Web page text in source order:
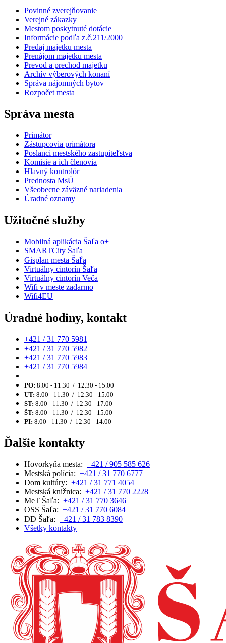
Povinné zverejňovanie
Verejné zákazky
Mestom poskytnuté dotácie
Informácie podľa z.č.211/2000
Predaj majetku mesta
Prenájom majetku mesta
Prevod a prechod majetku
Archív výberových konaní
Správa nájomných bytov
Rozpočet mesta
Správa mesta
Primátor
Zástupcovia primátora
Poslanci mestského zastupiteľstva
Komisie a ich členovia
Hlavný kontrolór
Prednosta MsÚ
Všeobecne záväzné nariadenia
Úradné oznamy
Užitočné služby
Mobilná aplikácia Šaľa o+
SMARTCity Šaľa
Gisplan mesta Šaľa
Virtuálny cintorín Šaľa
Virtuálny cintorín Veča
Wifi v meste zadarmo
Wifi4EU
Úradné hodiny, kontakt
+421 / 31 770 5981
+421 / 31 770 5982
+421 / 31 770 5983
+421 / 31 770 5984
PO: 8.00 - 11.30 / 12.30 - 15.00
UT: 8.00 - 11.30 / 12.30 - 15.00
ST: 8.00 - 11.30 / 12.30 - 17.00
ŠT: 8.00 - 11.30 / 12.30 - 15.00
PI: 8.00 - 11.30 / 12.30 - 14.00
Ďalšie kontakty
Hovorkyňa mesta: +421 / 905 585 626
Mestská polícia: +421 / 31 770 6777
Dom kultúry: +421 / 31 771 4054
Mestská knižnica: +421 / 31 770 2228
MeT Šaľa: +421 / 31 770 3646
OSS Šaľa: +421 / 31 770 6084
DD Šaľa: +421 / 31 783 8390
Všetky kontakty